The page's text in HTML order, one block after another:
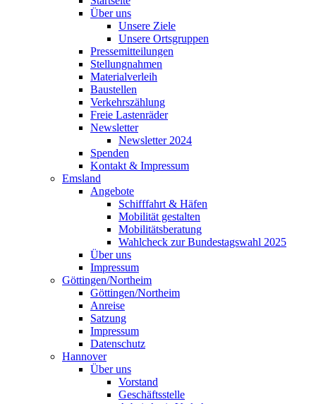
Über uns
Unsere Ziele
Unsere Ortsgruppen
Pressemitteilungen
Stellungnahmen
Materialverleih
Baustellen
Verkehrszählung
Freie Lastenräder
Newsletter
Newsletter 2024
Spenden
Kontakt & Impressum
Emsland
Angebote
Schifffahrt & Häfen
Mobilität gestalten
Mobilitätsberatung
Wahlcheck zur Bundestagswahl 2025
Über uns
Impressum
Göttingen/Northeim
Göttingen/Northeim
Anreise
Satzung
Impressum
Datenschutz
Hannover
Über uns
Vorstand
Geschäftsstelle